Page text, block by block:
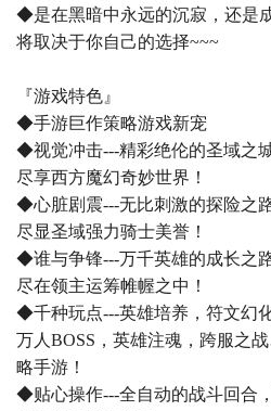
◆是在黑暗中永远的沉寂，还是
将取决于你自己的选择~~~
『游戏特色』
◆手游巨作策略游戏新宠
◆视觉冲击---精彩绝伦的圣域之
尽享西方魔幻奇妙世界！
◆心脏剧震---无比刺激的探险之
尽显圣域强力骑士美誉！
◆谁与争锋---万千英雄的成长之
尽在领主运筹帷幄之中！
◆千种玩点---英雄培养，符文幻
万人BOSS，英雄注魂，跨服之
略手游！
◆贴心操作---全自动的战斗回合